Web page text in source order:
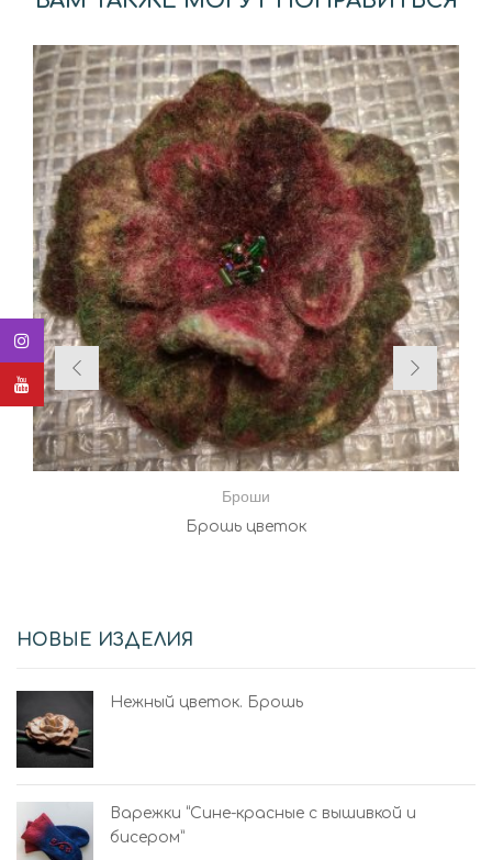
Броши
Брошь цветок
НОВЫЕ ИЗДЕЛИЯ
Нежный цветок. Брошь
Варежки “Сине-красные с вышивкой и
бисером”